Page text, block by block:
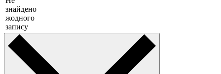
знайдено
жодного
запису